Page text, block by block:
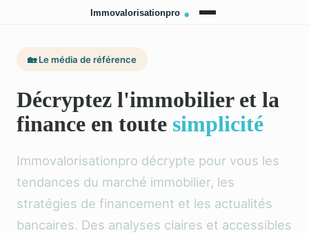
🏡 Le média de référence
Décryptez l'immobilier et la
finance en toute simplicité
Immovalorisationpro décrypte pour vous les
tendances du marché immobilier, les
stratégies de financement et les actualités
bancaires. Des analyses claires et accessibles